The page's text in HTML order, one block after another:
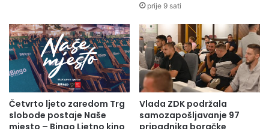
prije 9 sati
Četvrto ljeto zaredom Trg
slobode postaje Naše
mjesto – Bingo Ljetno kino
Vlada ZDK podržala
samozapošljavanje 97
pripadnika boračke